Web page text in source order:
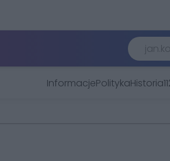
InformacjePolitykaHistoria